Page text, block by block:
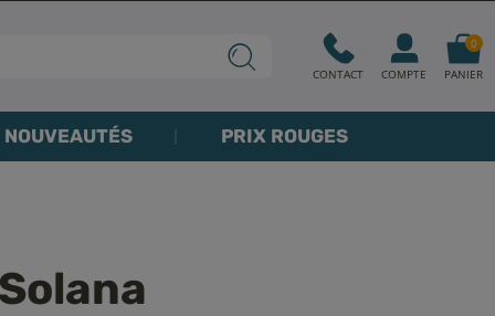
CONTACT COMPTE PANIER
0
NOUVEAUTÉS PRIX ROUGES